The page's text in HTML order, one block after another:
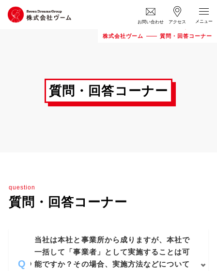
お問い合わせ アクセス
株式会社ヴーム 質問・回答コーナー
質問・回答コーナー
question
質問・回答コーナー
当社は本社と事業所から成りますが、本社で
一括して「事業者」として実施することは可
能ですか？その場合、実施方法などについて